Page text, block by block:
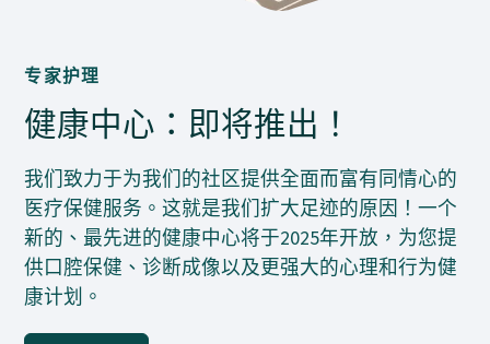
专家护理
健康中心：即将推出！
我们致力于为我们的社区提供全面而富有同情心的
医疗保健服务。这就是我们扩大足迹的原因！一个
新的、最先进的健康中心将于2025年开放，为您提
供口腔保健、诊断成像以及更强大的心理和行为健
康计划。